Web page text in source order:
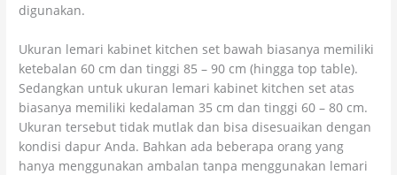
digunakan.
Ukuran lemari kabinet kitchen set bawah biasanya memiliki
ketebalan 60 cm dan tinggi 85 – 90 cm (hingga top table).
Sedangkan untuk ukuran lemari kabinet kitchen set atas
biasanya memiliki kedalaman 35 cm dan tinggi 60 – 80 cm.
Ukuran tersebut tidak mutlak dan bisa disesuaikan dengan
kondisi dapur Anda. Bahkan ada beberapa orang yang
hanya menggunakan ambalan tanpa menggunakan lemari